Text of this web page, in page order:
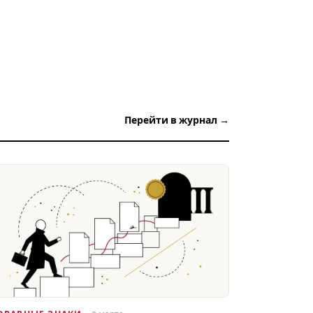
Перейти в журнал →